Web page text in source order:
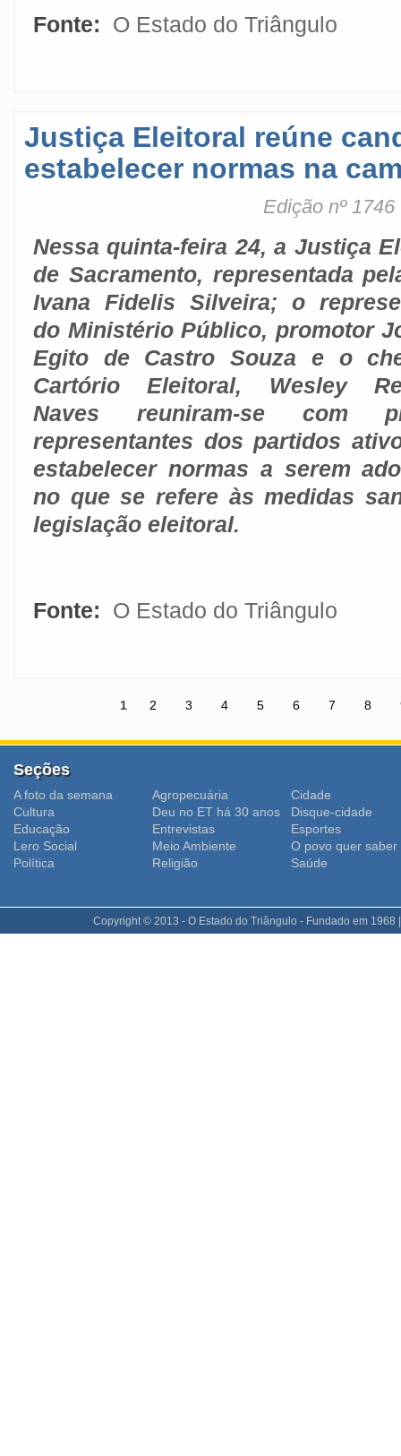
Fonte:
O Estado do Triângulo
Justiça Eleitoral reúne
estabelecer normas na
Edição nº
Nessa quinta-feira 24, a Justiça
de Sacramento, representada
Ivana Fidelis Silveira; o
do Ministério Público, promotor
Egito de Castro Souza e o
Cartório Eleitoral, Wesley
Naves reuniram-se com
representantes dos partidos
estabelecer normas a serem
no que se refere às medidas
legislação eleitoral.
Fonte: O Estado do Triângulo
1 2 3 4 5 6 7 8
Seções
A foto da semana Agropecuária
Cidade
Cultura
Deu no ET há 30 anos
Disque-cidade
Educação
Entrevistas
Esportes
Lero Social
Meio Ambiente
O povo quer saber
Polí­tica
Religião Saúde
Copyright © 2013 - O Estado do Triângulo - Fundado em